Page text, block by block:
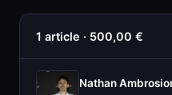
1 article · 500,00 €